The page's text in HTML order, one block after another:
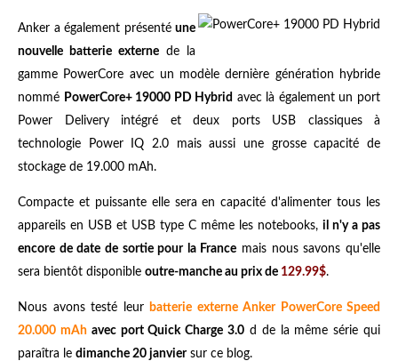
Anker a également présenté une
nouvelle batterie externe de la
gamme PowerCore avec un modèle dernière génération hybride
nommé PowerCore+ 19000 PD Hybrid avec là également un port
Power Delivery intégré et deux ports USB classiques à
technologie Power IQ 2.0 mais aussi une grosse capacité de
stockage de 19.000 mAh.
Compacte et puissante elle sera en capacité d'alimenter tous les
appareils en USB et USB type C même les notebooks, il n'y a pas
encore de date de sortie pour la France mais nous savons qu'elle
sera bientôt disponible outre-manche au prix de 129.99$.
Nous avons testé leur
batterie externe Anker PowerCore Speed
20.000 mAhavec port Quick Charge 3.0 d de la même série qui
paraîtra le dimanche 20 janviersur ce blog.